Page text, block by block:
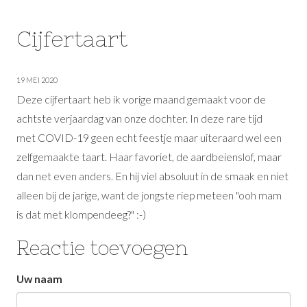
Cijfertaart
19 MEI 2020
Deze cijfertaart heb ik vorige maand gemaakt voor de
achtste verjaardag van onze dochter. In deze rare tijd
met COVID-19 geen echt feestje maar uiteraard wel een
zelfgemaakte taart. Haar favoriet, de aardbeienslof, maar
dan net even anders. En hij viel absoluut in de smaak en niet
alleen bij de jarige, want de jongste riep meteen "ooh mam
is dat met klompendeeg?" :-)
Reactie toevoegen
Laat
dit
Uw naam